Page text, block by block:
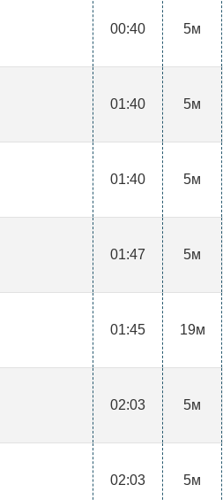
00:40 5м
01:40 5м
01:40 5м
01:47 5м
01:45 19м
02:03 5м
02:03 5м